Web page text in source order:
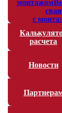
монтажом
сваи
с
расчета
Новости